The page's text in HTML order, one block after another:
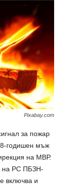
Pixabay.com
за пожар
годишен мъж
на МВР.
на РС ПБЗН-
включва и